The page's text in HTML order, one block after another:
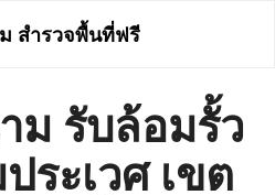
สำรวจพื้นที่ฟรี
ม รับล้อมรั้ว
ระเวศ เขต